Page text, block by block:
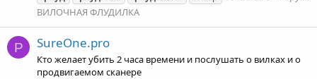
ВИЛОЧНАЯ ФЛУДИЛКА
P SureOne.pro
Кто желает убить 2 часа времени и послушать о вилках и о
продвигаемом сканере